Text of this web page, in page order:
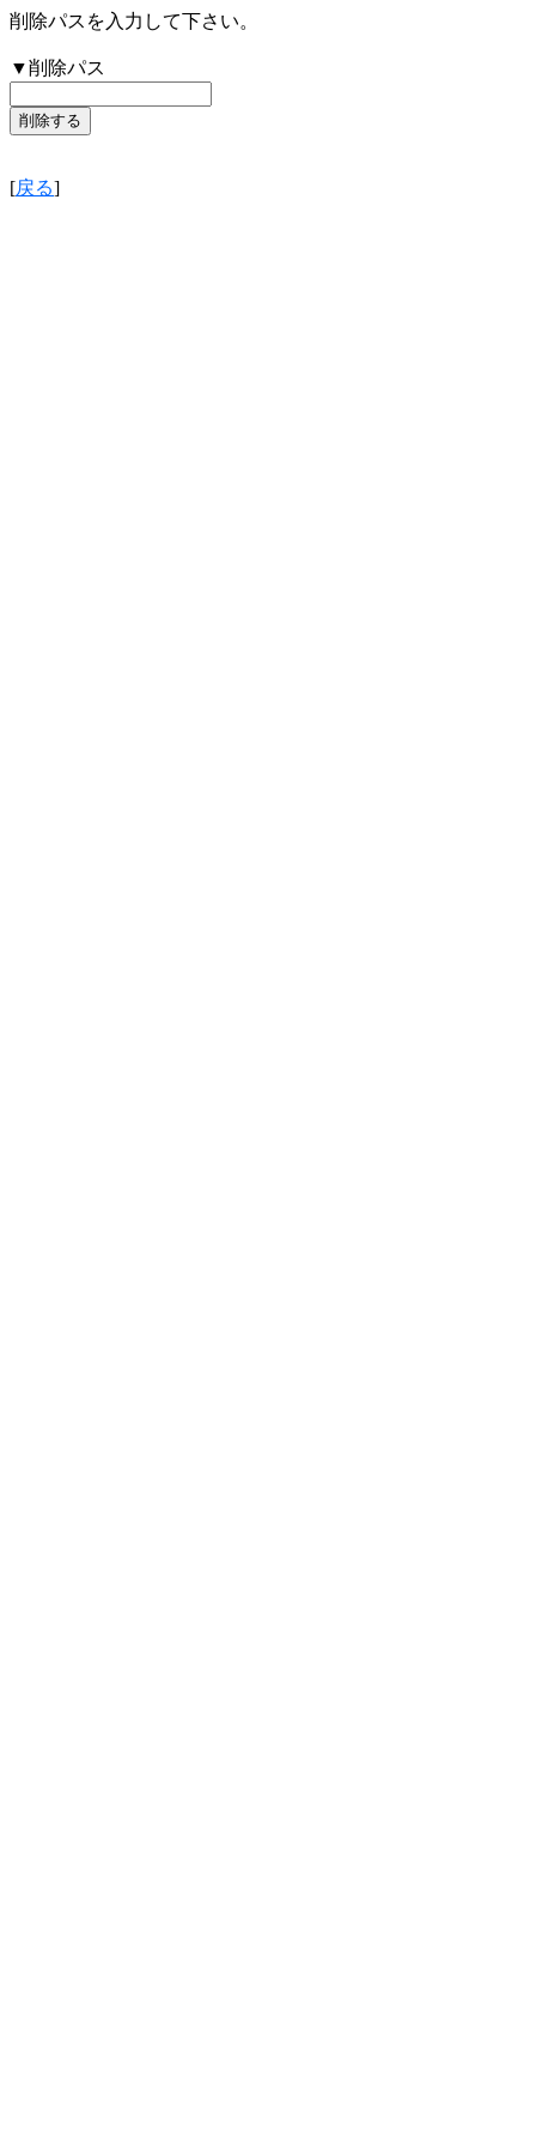
削除パスを入力して下さい。
▼削除パス
[戻る]